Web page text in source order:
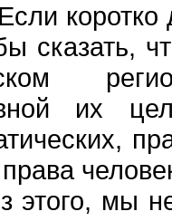
Если коротко
сказать,
их
этого, мы